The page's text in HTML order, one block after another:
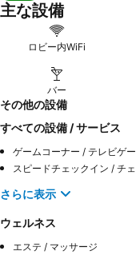
主な設備
ロビー内WiFi
バー
その他の設備
すべての設備 / サービス
ゲームコーナー / テレビゲ
さらに表示
ウェルネス
エステ / マッサージ